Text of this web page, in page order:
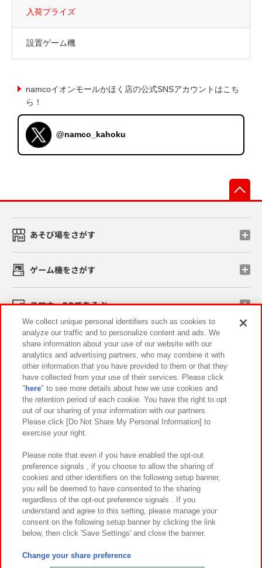
入荷プライズ
設置ゲーム機
namcoイオンモールかほく店の公式SNSアカウントはこち
ら！
@namco_kahoku
あそび場をさがす
ゲーム機をさがす
スマホ・PCであそぶ
イベント・キャンペーン
関連会社 サステナビリティ サイトポリシー
プライバシーポリシー ウェブアクセシビリティ方針と検証結果
お取引先さまとともに
カスタマーハラスメント対応方針 よくあるご質問・お問い合わせ
©Bandai Namco Amusement Inc.
©Bandai Namco Amusement Lab Inc.
We collect unique personal identifiers such as cookies to
analyze our traffic and to personalize content and ads. We
share information about your use of our website with our
analytics and advertising partners, who may combine it with
other information that you have provided to them or that they
have collected from your use of their services. Please click
" here" to see more details about how we use cookies and
the retention period of each cookie. You have the right to opt
out of our sharing of your information with our partners.
Please click [Do Not Share My Personal Information] to
exercise your right.
Please note that even if you have enabled the opt-out
preference signals , if you choose to allow the sharing of
cookies and other identifiers on the following setup banner,
you will be deemed to have consented to the sharing
regardless of the opt-out preference signals . If you
understand and agree to this setting, please manage your
consent on the following setup banner by clicking the link
below, then click 'Save Settings' and close the banner.
Change your share preference